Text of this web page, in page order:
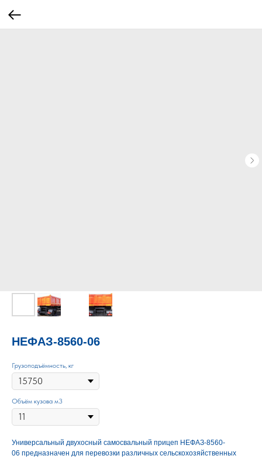
НЕФАЗ-8560-06
Грузоподъёмность, кг
Объём кузова м3
Универсальный двухосный самосвальный прицеп НЕФАЗ-8560-
06 предназначен для перевозки различных сельскохозяйственных